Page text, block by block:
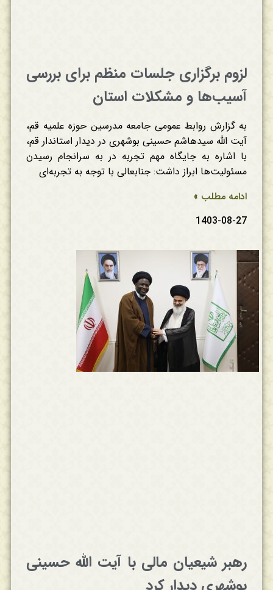
لزوم برگزاری جلسات منظم برای بررسی
آسیب‌ها و مشکلات استان
به گزارش روابط عمومی جامعه مدرسین حوزه علمیه قم،
آیت الله سیدهاشم حسینی بوشهری در دیدار استاندار قم،
با اشاره به جایگاه مهم تجربه در به سرانجام رسیدن
مسئولیت‌ها ابراز داشت: جنابعالی با توجه به تجربه‌ای
ادامه مطلب »
1403-08-27
رهبر شیعیان مالی با آیت الله حسینی